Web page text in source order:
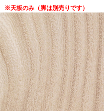
※天板のみ（脚は別売りです）